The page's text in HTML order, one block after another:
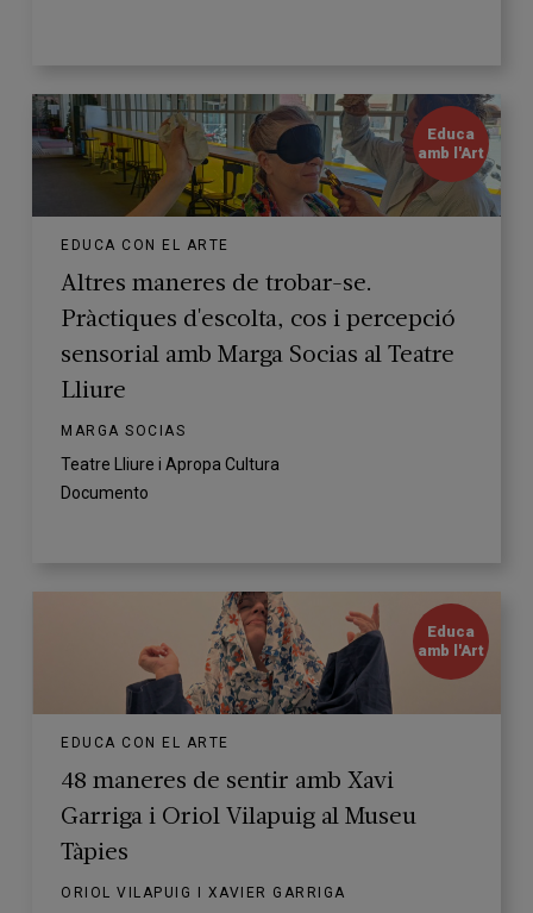
Educa
amb l'Art
EDUCA CON EL ARTE
Altres maneres de trobar-se.
Pràctiques d'escolta, cos i percepció
sensorial amb Marga Socias al Teatre
Lliure
MARGA SOCIAS
Teatre Lliure i Apropa Cultura
Documento
Educa
amb l'Art
EDUCA CON EL ARTE
48 maneres de sentir amb Xavi
Garriga i Oriol Vilapuig al Museu
Tàpies
ORIOL VILAPUIG I XAVIER GARRIGA